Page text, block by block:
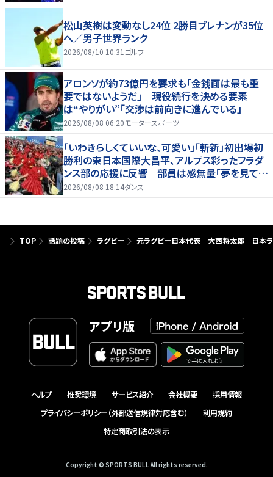
松山英樹は変動なし24位 2勝目ブレナンが35位
へ／男子世界ランク
2026/08/10 10:31 ゴルフ
アロンソが約73億円を要求も「金銭面は最も重
要ではないようだ」 現役続行を決める要素
は“やりがい”「交渉は前向きに進んでいる」
2026/08/08 06:20モータースポーツ
「いわきらしくていいな、可愛い」「斬新」初出場初
勝利の東日本国際大昌平、アルプス彩ったフラダ
ンス部の応援に反響 部員は感無量「夢を見てい
るよう」
2026/08/08 18:14ダンス
TOP 話題の投稿 ラグビー 元ラグビー日本代表 大西将太郎 日本ラ
アプリ版
ヘルプ 推奨環境 サービス紹介 会社概要
採用情報
プライバシーポリシー（外部送信規律対応含む）
利用規約
特定商取引法の表示
Copyright © SPORTS BULL All rights reserved.